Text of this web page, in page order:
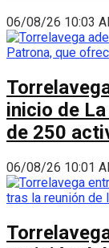
06/08/26 10:03
inicio de
de 250
06/08/26 10:01